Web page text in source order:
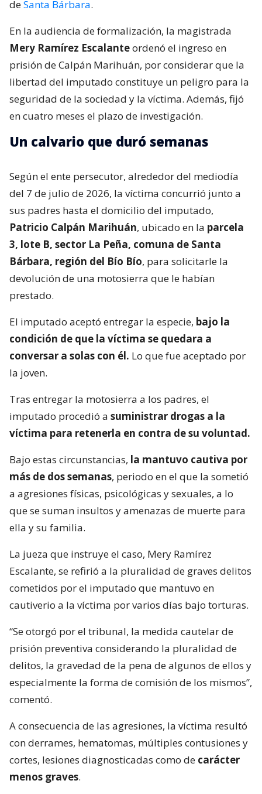
deSanta Bárbara.
En la audiencia de formalización, la magistrada
Mery Ramírez Escalanteordenó el ingreso en
prisión de Calpán Marihuán, por considerar que la
libertad del imputado constituye un peligro para la
seguridad de la sociedad y la víctima. Además, fijó
en cuatro meses el plazo de investigación.
Un calvario que duró semanas
Según el ente persecutor, alrededor del mediodía
del 7 de julio de 2026, la víctima concurrió junto a
sus padres hasta el domicilio del imputado,
Patricio Calpán Marihuán, ubicado en la parcela
3, lote B, sector La Peña, comuna de Santa
Bárbara, región del Bío Bío, para solicitarle la
devolución de una motosierra que le habían
prestado.
El imputado aceptó entregar la especie, bajo la
condición de que la víctima se quedara a
conversar a solas con él. Lo que fue aceptado por
la joven.
Tras entregar la motosierra a los padres, el
imputado procedió a suministrar drogas a la
víctima para retenerla en contra de su voluntad.
Bajo estas circunstancias, la mantuvo cautiva por
más de dos semanas, periodo en el que la sometió
a agresiones físicas, psicológicas y sexuales, a lo
que se suman insultos y amenazas de muerte para
ella y su familia.
La jueza que instruye el caso, Mery Ramírez
Escalante, se refirió a la pluralidad de graves delitos
cometidos por el imputado que mantuvo en
cautiverio a la víctima por varios días bajo torturas.
“Se otorgó por el tribunal, la medida cautelar de
prisión preventiva considerando la pluralidad de
delitos, la gravedad de la pena de algunos de ellos y
especialmente la forma de comisión de los mismos”,
comentó.
A consecuencia de las agresiones, la víctima resultó
con derrames, hematomas, múltiples contusiones y
cortes, lesiones diagnosticadas como de carácter
menos graves.